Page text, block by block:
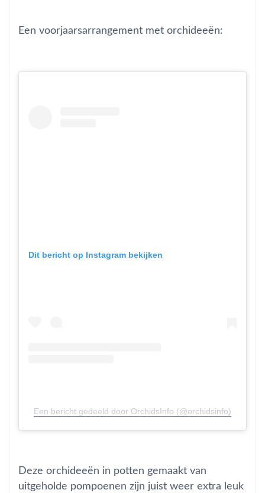
Een voorjaarsarrangement met orchideeën:
Dit bericht op Instagram bekijken
Een bericht gedeeld door OrchidsInfo (@orchidsinfo)
Deze orchideeën in potten gemaakt van
uitgeholde pompoenen zijn juist weer extra leuk